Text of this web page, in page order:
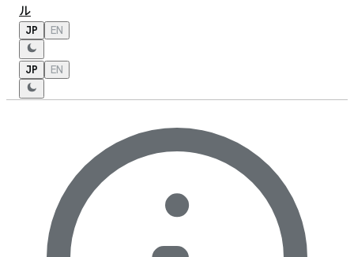
ル
JP EN
JP EN